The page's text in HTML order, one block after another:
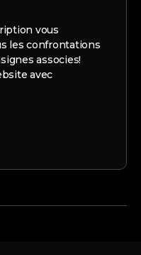
vous
les confrontations
associes!
avec